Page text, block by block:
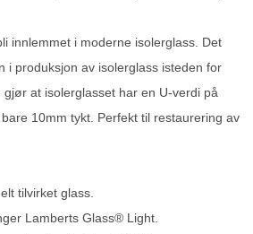
innlemmet i moderne isolerglass. Det
i produksjon av isolerglass isteden for
at isolerglasset har en U-verdi på
10mm tykt. Perfekt til restaurering av
tilvirket glass.
Lamberts Glass® Light.